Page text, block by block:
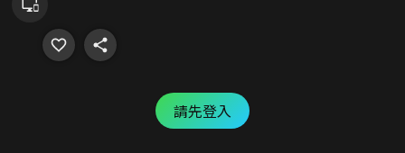
請先登入